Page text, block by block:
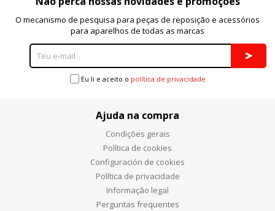
O mecanismo de pesquisa para peças de reposição e acessórios
para aparelhos de todas as marcas
Eu li e aceito o política de privacidade
Ajuda na compra
Condições gerais
Política de cookies
Configuración de cookies
Política de privacidade
Informação legal
Perguntas frequentes